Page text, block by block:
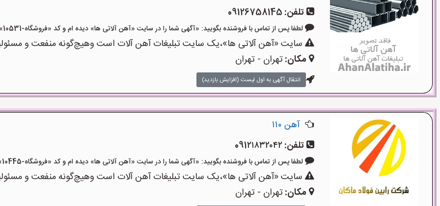
تلفن: 09126758145
لطفا پس از تماس با فروشنده بگویید: «آگهی شما را در سایت «آهن آلاتی ها» دیده ام و کد «فروشگاه-10531» را اعلام کنید»
سایت «آهن آلاتی ها»،یک سایت تبلیغات آهن آلات است وهیچ‌گونه منفعت و
مکان:تهران - تهران
انتقال آگهی به اول لیست (افزایش بازدید)
آهن ۱۱۰
تلفن: 091۲۱۸۳۲۰۴۲
لطفا پس از تماس با فروشنده بگویید: «آگهی شما را در سایت «آهن آلاتی ها» دیده ام و کد «فروشگاه-10445» را اعلام کنید»
سایت «آهن آلاتی ها»،یک سایت تبلیغات آهن آلات است وهیچ‌گونه منفعت و
مکان:تهران - تهران